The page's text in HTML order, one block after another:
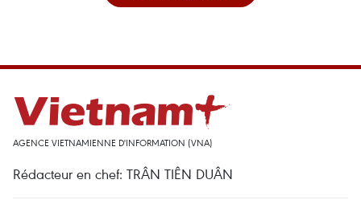
AGENCE VIETNAMIENNE D'INFORMATION (VNA)
Rédacteur en chef: TRÂN TIÊN DUÂN